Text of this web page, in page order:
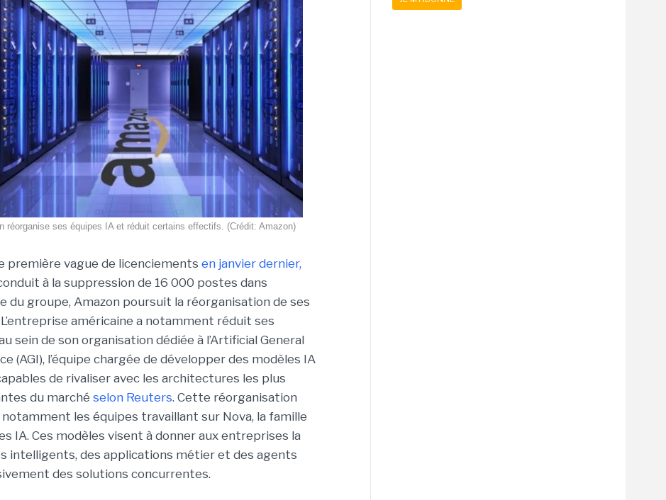
réorganise ses équipes IA et réduit certains effectifs. (Crédit: Amazon)
première vague de licenciements en janvier dernier,
à la suppression de 16 000 postes dans
du groupe, Amazon poursuit la réorganisation de ses
américaine a notamment réduit ses
sein de son organisation dédiée à l’Artificial General
(AGI), l’équipe chargée de développer des modèles IA
de rivaliser avec les architectures les plus
du marché selon Reuters. Cette réorganisation
les équipes travaillant sur Nova, la famille
IA. Ces modèles visent à donner aux entreprises la
intelligents, des applications métier et des agents
des solutions concurrentes.